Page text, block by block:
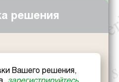
решения
Вашего решения,